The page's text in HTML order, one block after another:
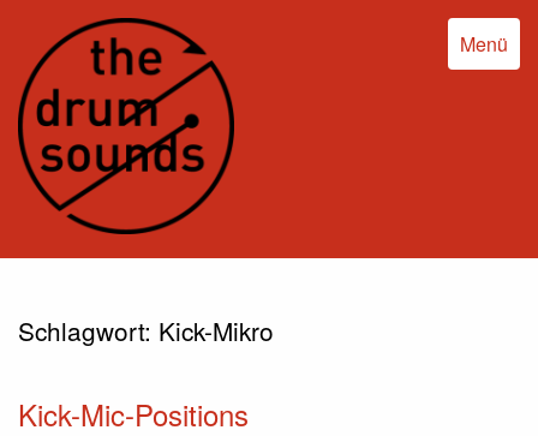
Menü
Schlagwort: Kick-Mikro
Kick-Mic-Positions